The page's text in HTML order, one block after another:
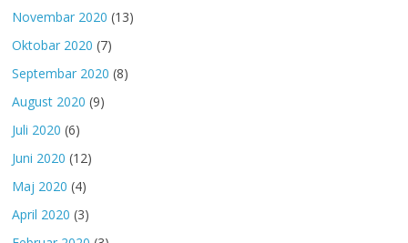
Novembar 2020 (13)
Oktobar 2020 (7)
Septembar 2020 (8)
August 2020 (9)
Juli 2020 (6)
Juni 2020 (12)
Maj 2020 (4)
April 2020 (3)